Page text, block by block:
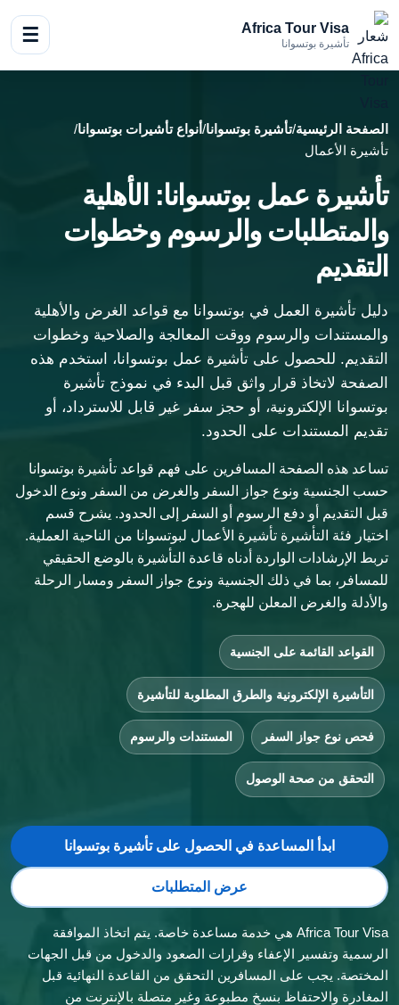
Africa Tour Visa
تأشيرة بوتسوانا ☰
الصفحة الرئيسية/تأشيرة بوتسوانا/ أنواع تأشيرات بوتسوانا/
تأشيرة الأعمال
تأشيرة عمل بوتسوانا: الأهلية
والمتطلبات والرسوم وخطوات
التقديم
دليل تأشيرة العمل في بوتسوانا مع قواعد الغرض والأهلية
والمستندات والرسوم ووقت المعالجة والصلاحية وخطوات
التقديم. للحصول على تأشيرة عمل بوتسوانا، استخدم هذه
الصفحة لاتخاذ قرار واثق قبل البدء في نموذج تأشيرة
بوتسوانا الإلكترونية، أو حجز سفر غير قابل للاسترداد، أو
تقديم المستندات على الحدود.
تساعد هذه الصفحة المسافرين على فهم قواعد تأشيرة بوتسوانا
حسب الجنسية ونوع جواز السفر والغرض من السفر ونوع الدخول
قبل التقديم أو دفع الرسوم أو السفر إلى الحدود. يشرح قسم
اختيار فئة التأشيرة تأشيرة الأعمال لبوتسوانا من الناحية العملية.
تربط الإرشادات الواردة أدناه قاعدة التأشيرة بالوضع الحقيقي
للمسافر، بما في ذلك الجنسية ونوع جواز السفر ومسار الرحلة
والأدلة والغرض المعلن للهجرة.
القواعد القائمة على الجنسية
التأشيرة الإلكترونية والطرق المطلوبة للتأشيرة
فحص نوع جواز السفر المستندات والرسوم
التحقق من صحة الوصول
ابدأ المساعدة في الحصول على تأشيرة بوتسوانا
عرض المتطلبات
Africa Tour Visa هي خدمة مساعدة خاصة. يتم اتخاذ الموافقة
الرسمية وتفسير الإعفاء وقرارات الصعود والدخول من قبل الجهات
المختصة. يجب على المسافرين التحقق من القاعدة النهائية قبل
المغادرة والاحتفاظ بنسخ مطبوعة وغير متصلة بالإنترنت من